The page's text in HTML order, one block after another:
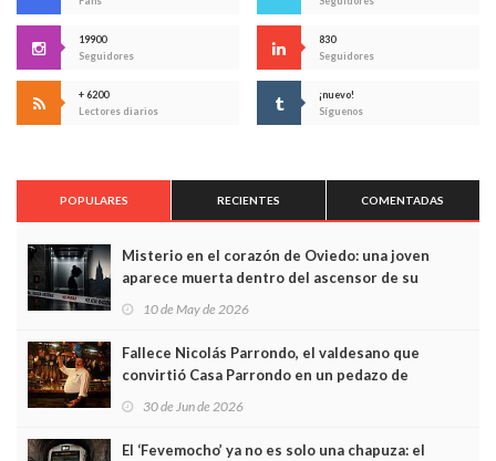
19900
Seguidores
830
Seguidores
+ 6200
Lectores diarios
¡nuevo!
Síguenos
POPULARES RECIENTES COMENTADAS
Misterio en el corazón de Oviedo: una joven
aparece muerta dentro del ascensor de su
edificio y las cámaras captan sus últimos minutos
10 de May de 2026
Fallece Nicolás Parrondo, el valdesano que
convirtió Casa Parrondo en un pedazo de
Asturias en Madrid
30 de Jun de 2026
El ‘Fevemocho’ ya no es solo una chapuza: el